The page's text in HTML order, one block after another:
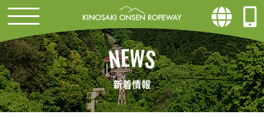
NEWS
新着情報